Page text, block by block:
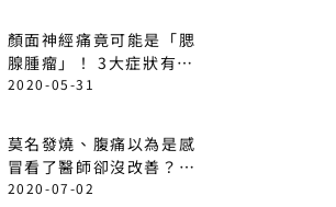
顏面神經痛竟可能是「腮
腺腫瘤」！ 3大症狀有癌
變可能
2020-05-31
莫名發燒、腹痛以為是感
冒看了醫師卻沒改善？出
現這6情形恐是急性白血
2020-07-02